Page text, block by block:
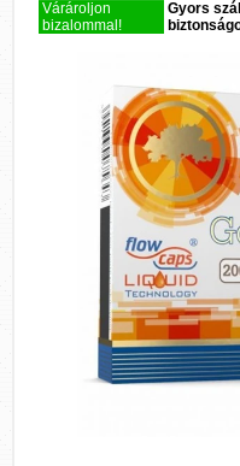
Várároljon
bizalommal!
Gyors